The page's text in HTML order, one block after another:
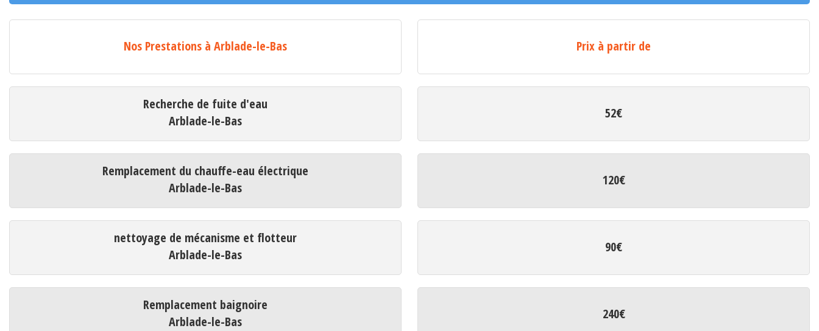
Nos Prestations à Arblade-le-Bas Prix à partir de
Recherche de fuite d'eau
Arblade-le-Bas
52€
Remplacement du chauffe-eau électrique
Arblade-le-Bas
120€
nettoyage de mécanisme et flotteur
Arblade-le-Bas
90€
Remplacement baignoire
Arblade-le-Bas
240€